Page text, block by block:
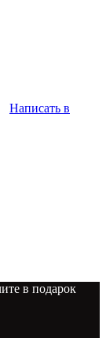
Написать в
в подарок